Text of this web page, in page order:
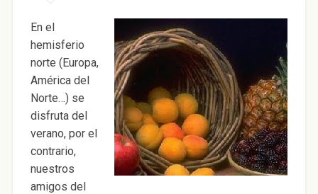
En el
hemisferio
norte (Europa,
América del
Norte…) se
disfruta del
verano, por el
contrario,
nuestros
amigos del